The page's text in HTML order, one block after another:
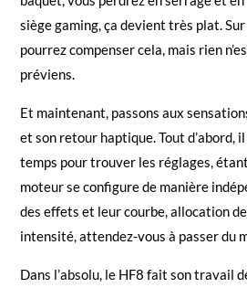
siège gaming, ça devient très plat.
pourrez compenser cela, mais rien
préviens.
Et maintenant, passons aux
et son retour haptique. Tout d’abord,
temps pour trouver les réglages,
moteur se configure de manière
des effets et leur courbe, allocation
intensité, attendez-vous à passer du
Dans l’absolu, le HF8 fait son travail